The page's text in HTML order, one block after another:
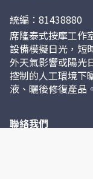
統編：81438880
席隆泰式按摩工作
設備模擬日光，短
外天氣影響或陽光
控制的人工環境下
液、曬後修復產品。
聯絡我們